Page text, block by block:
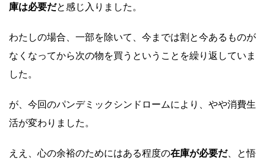
庫は必要だと感じ入りました。
わたしの場合、一部を除いて、今までは割と今あるものが
なくなってから次の物を買うということを繰り返していま
した。
が、今回のパンデミックシンドロームにより、やや消費生
活が変わりました。
ええ、心の余裕のためにはある程度の在庫が必要だ、と悟